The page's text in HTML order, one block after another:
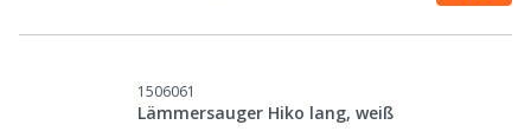
1506061
Lämmersauger Hiko lang, weiß